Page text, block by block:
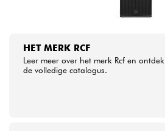
HET MERK RCF
Leer meer over het merk Rcf en ontdek
de volledige catalogus.